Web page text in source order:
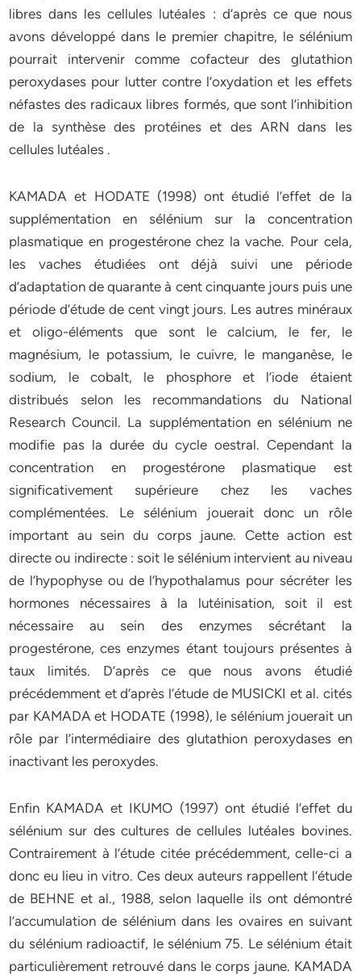
libres dans les cellules lutéales : d’après ce que nous
avons développé dans le premier chapitre, le sélénium
pourrait intervenir comme cofacteur des glutathion
peroxydases pour lutter contre l’oxydation et les effets
néfastes des radicaux libres formés, que sont l’inhibition
de la synthèse des protéines et des ARN dans les
cellules lutéales .
KAMADA et HODATE (1998) ont étudié l’effet de la
supplémentation en sélénium sur la concentration
plasmatique en progestérone chez la vache. Pour cela,
les vaches étudiées ont déjà suivi une période
d’adaptation de quarante à cent cinquante jours puis une
période d’étude de cent vingt jours. Les autres minéraux
et oligo-éléments que sont le calcium, le fer, le
magnésium, le potassium, le cuivre, le manganèse, le
sodium, le cobalt, le phosphore et l’iode étaient
distribués selon les recommandations du National
Research Council. La supplémentation en sélénium ne
modifie pas la durée du cycle oestral. Cependant la
concentration en progestérone plasmatique est
significativement supérieure chez les vaches
complémentées. Le sélénium jouerait donc un rôle
important au sein du corps jaune. Cette action est
directe ou indirecte : soit le sélénium intervient au niveau
de l’hypophyse ou de l’hypothalamus pour sécréter les
hormones nécessaires à la lutéinisation, soit il est
nécessaire au sein des enzymes sécrétant la
progestérone, ces enzymes étant toujours présentes à
taux limités. D’après ce que nous avons étudié
précédemment et d’après l’étude de MUSICKI et al. cités
par KAMADA et HODATE (1998), le sélénium jouerait un
rôle par l’intermédiaire des glutathion peroxydases en
inactivant les peroxydes.
Enfin KAMADA et IKUMO (1997) ont étudié l’effet du
sélénium sur des cultures de cellules lutéales bovines.
Contrairement à l’étude citée précédemment, celle-ci a
donc eu lieu in vitro. Ces deux auteurs rappellent l’étude
de BEHNE et al., 1988, selon laquelle ils ont démontré
l’accumulation de sélénium dans les ovaires en suivant
du sélénium radioactif, le sélénium 75. Le sélénium était
particulièrement retrouvé dans le corps jaune. KAMADA